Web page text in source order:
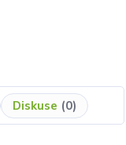
Diskuse 0